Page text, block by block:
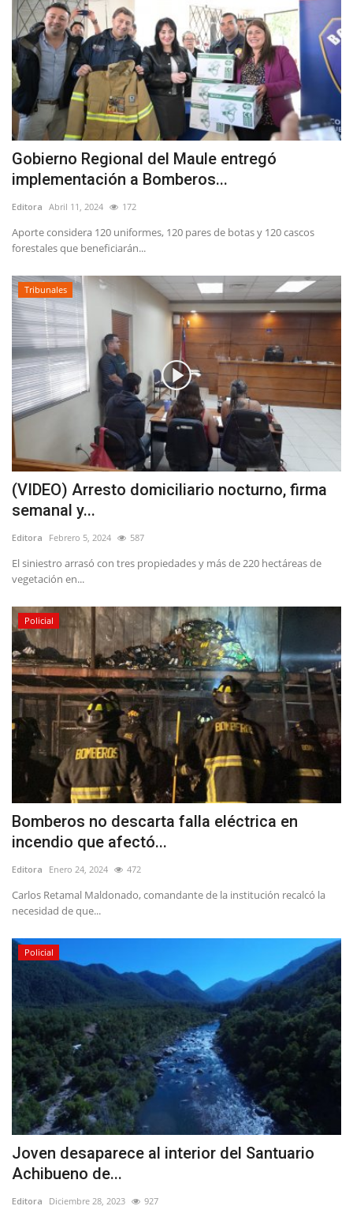
Gobierno Regional del Maule entregó
implementación a Bomberos...
Editora Abril 11, 2024 172
Aporte considera 120 uniformes, 120 pares de botas y 120 cascos
forestales que beneficiarán...
Tribunales
(VIDEO) Arresto domiciliario nocturno, firma
semanal y...
Editora Febrero 5, 2024 587
El siniestro arrasó con tres propiedades y más de 220 hectáreas de
vegetación en...
Policial
Bomberos no descarta falla eléctrica en
incendio que afectó...
Editora Enero 24, 2024 472
Carlos Retamal Maldonado, comandante de la institución recalcó la
necesidad de que...
Policial
Joven desaparece al interior del Santuario
Achibueno de...
Editora Diciembre 28, 2023 927